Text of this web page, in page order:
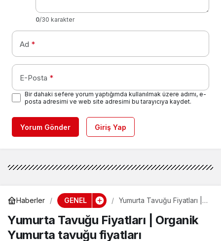
0/30 karakter
Ad *
E-Posta *
Bir dahaki sefere yorum yaptığımda kullanılmak üzere adımı, e-
posta adresimi ve web site adresimi bu tarayıcıya kaydet.
Yorum Gönder Giriş Yap
Haberler GENEL
Yumurta Tavuğu Fiyatları |
fiyatları
Yumurta Tavuğu Fiyatları | Organik
Yumurta tavuğu fiyatları